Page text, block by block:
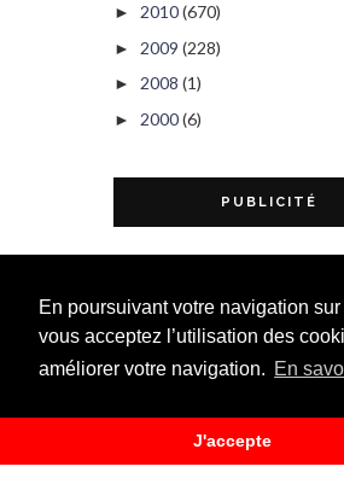
En poursuivant votre navigation sur
vous acceptez l’utilisation des
améliorer votre navigation. En
J'accepte
► 2010(670)
► 2009 (228)
► 2008 (1)
► 2000(6)
PUBLICITÉ